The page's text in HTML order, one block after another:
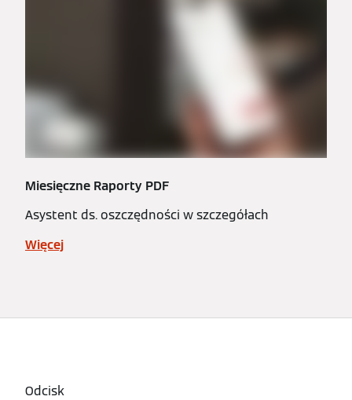
Miesięczne Raporty PDF
Asystent ds. oszczędności w szczegółach
Więcej
Odcisk